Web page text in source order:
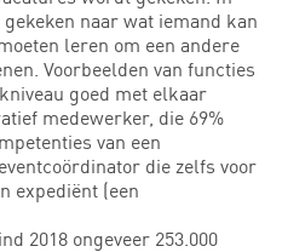
naar wat iemand kan
leren om een andere
Voorbeelden van functies
goed met elkaar
medewerker, die 69%
van een
die zelfs voor
expediënt (een
2018 ongeveer 253.000